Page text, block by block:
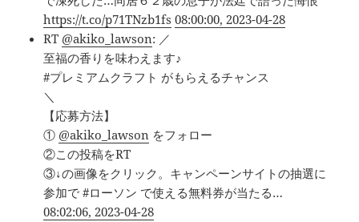
https://t.co/p71TNzb1fs 08:00:00, 2023-04-28
RT @akiko_lawson: ／
至福の香りを味わえます♪
#プレミアムクラフト がもらえるチャンス
＼
【応募方法】
① @akiko_lawson をフォロー
②この投稿をRT
③↓の画像をクリック。キャンペーンサイトの抽選に
参加で #ローソン で使える無料券が当たる…
08:02:06, 2023-04-28